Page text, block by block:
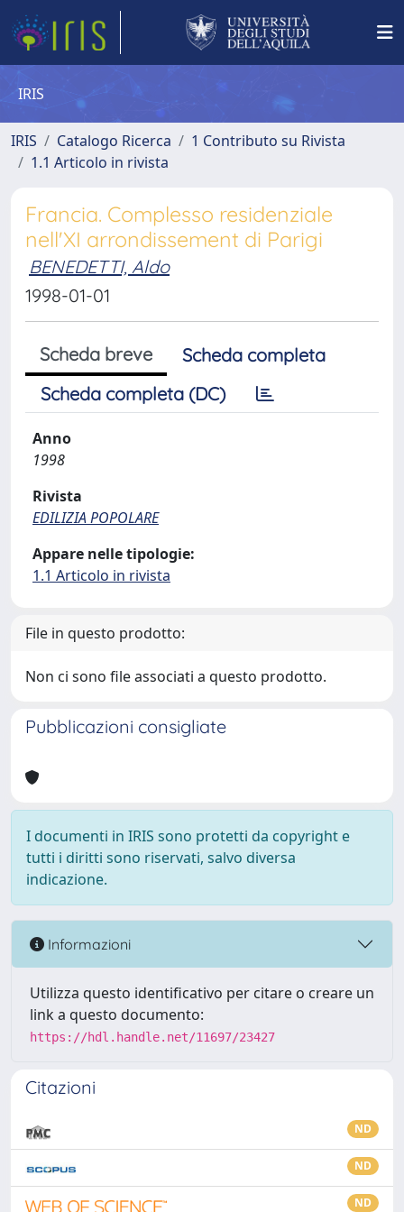
IRIS
IRIS Catalogo Ricerca
1 Contributo su Rivista
1.1 Articolo in rivista
Francia. Complesso residenziale
nell'XI arrondissement di Parigi
BENEDETTI, Aldo
1998-01-01
Scheda breve
Scheda completa
Scheda completa (DC)
Anno
1998
Rivista
EDILIZIA POPOLARE
Appare nelle tipologie:
1.1 Articolo in rivista
File in questo prodotto:
Non ci sono file associati a questo prodotto.
Pubblicazioni consigliate
I documenti in IRIS sono protetti da copyright e
tutti i diritti sono riservati, salvo diversa
indicazione.
Informazioni
Utilizza questo identificativo per citare o creare un
link a questo documento:
https://hdl.handle.net/11697/23427
Citazioni
ND
ND
ND